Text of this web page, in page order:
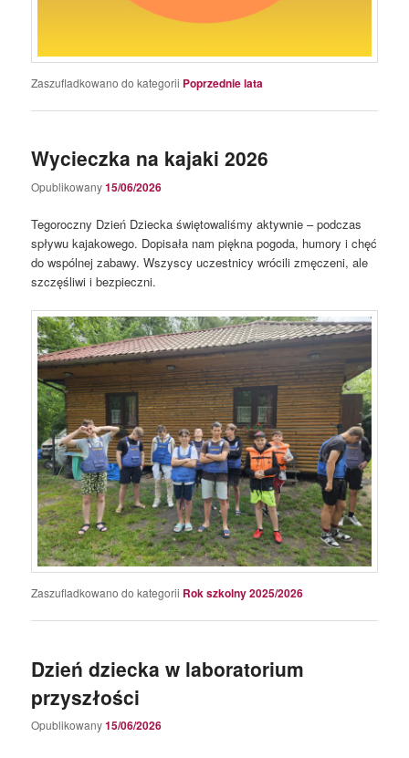
Zaszufladkowano do kategorii Poprzednie lata
Wycieczka na kajaki 2026
Opublikowany15/06/2026
Tegoroczny Dzień Dziecka świętowaliśmy aktywnie – podczas
spływu kajakowego. Dopisała nam piękna pogoda, humory i chęć
do wspólnej zabawy. Wszyscy uczestnicy wrócili zmęczeni, ale
szczęśliwi i bezpieczni.
Zaszufladkowano do kategorii Rok szkolny 2025/2026
Dzień dziecka w laboratorium
przyszłości
Opublikowany15/06/2026